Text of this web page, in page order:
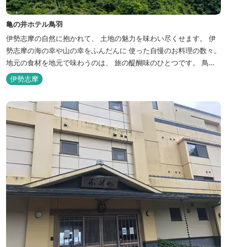
亀の井ホテル鳥羽
伊勢志摩の自然に抱かれて、 土地の魅力を味わい尽くせます。 伊
勢志摩の海の幸や山の幸をふんだんに 使った自慢のお料理の数々。
地元の食材を地元で味わうのは、 旅の醍醐味のひとつです。 鳥羽
湾の潮風を感じる露天風呂や 広々としたテラス付きのお部屋。 行
き交うフェリーをのんびり眺めて、 日常をちょっと忘れるひと時を
お過ごしください。
伊勢志摩